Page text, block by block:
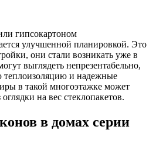
гипсокартоном
улучшенной планировкой. Это
они стали возникать уже в
выглядеть непрезентабельно,
и надежные
в такой многоэтажке может
на вес стеклопакетов.
в домах серии